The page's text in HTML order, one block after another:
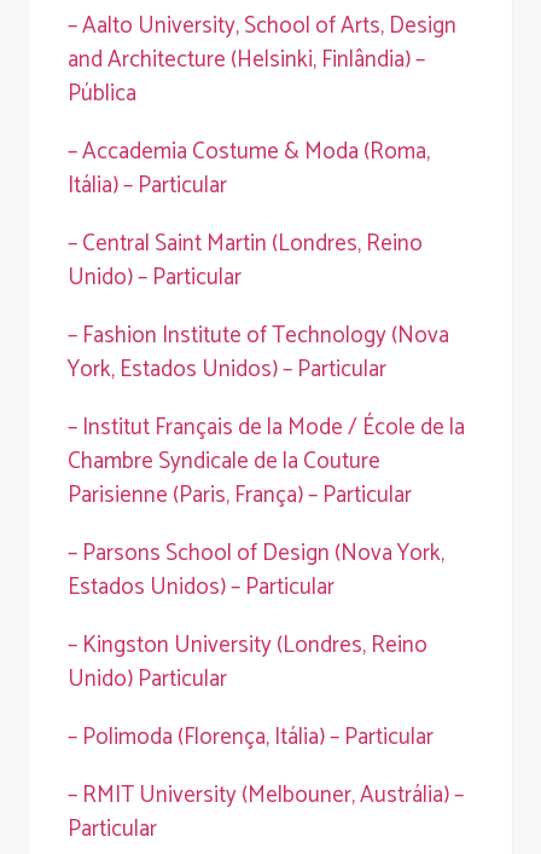
– Aalto University, School of Arts, Design
and Architecture (Helsinki, Finlândia) –
Pública
– Accademia Costume & Moda (Roma,
Itália) – Particular
– Central Saint Martin (Londres, Reino
Unido) – Particular
– Fashion Institute of Technology (Nova
York, Estados Unidos) – Particular
– Institut Français de la Mode / École de la
Chambre Syndicale de la Couture
Parisienne (Paris, França) – Particular
– Parsons School of Design (Nova York,
Estados Unidos) – Particular
– Kingston University (Londres, Reino
Unido) Particular
– Polimoda (Florença, Itália) – Particular
– RMIT University (Melbouner, Austrália) –
Particular